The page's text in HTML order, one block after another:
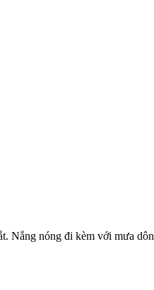
Nắng nóng đi kèm với mưa